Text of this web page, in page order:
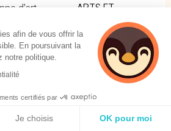
d'art
ARTS ET
FACONNAGE
D''OUVRAGES
D''ART
/
INDUSTRIE
de
INSTALLATION
afin de vous offrir la
En poursuivant la
notre politique.
certifiés par
Je choisis OK pour moi